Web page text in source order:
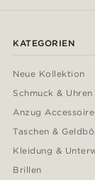
KATEGORIEN
Neue Kollektion
Schmuck & Uhren
Anzug
Taschen &
Kleidung &
Brillen